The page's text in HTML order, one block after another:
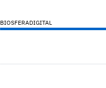
BIOSFERADIGITAL